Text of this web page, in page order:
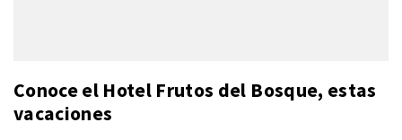
Conoce el Hotel Frutos del Bosque, estas
vacaciones